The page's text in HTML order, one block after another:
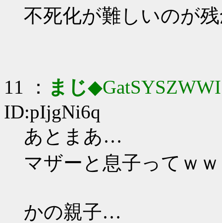
不死化が難しいのが
11 ： まじ◆GatSYSZWWI
ID:pIjgNi6q
あとまあ…
マザーと息子ってｗ
かの親子…